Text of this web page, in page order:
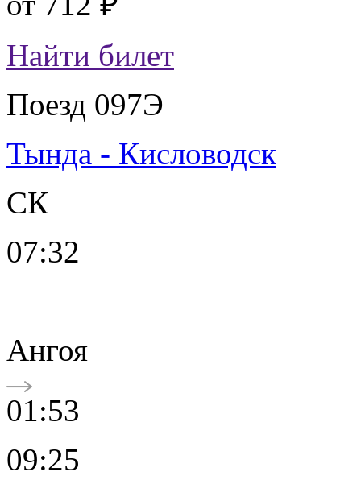
Найти билет
Поезд 097Э
Тында - Кисловодск
СК
07:32
Ангоя
01:53
09:25